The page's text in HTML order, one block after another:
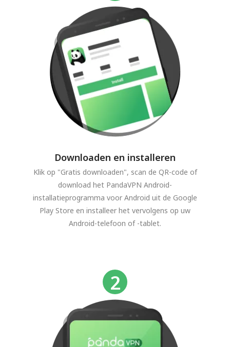
Downloaden en installeren
Klik op "Gratis downloaden", scan de QR-code of
download het PandaVPN Android-
installatieprogramma voor Android uit de Google
Play Store en installeer het vervolgens op uw
Android-telefoon of -tablet.